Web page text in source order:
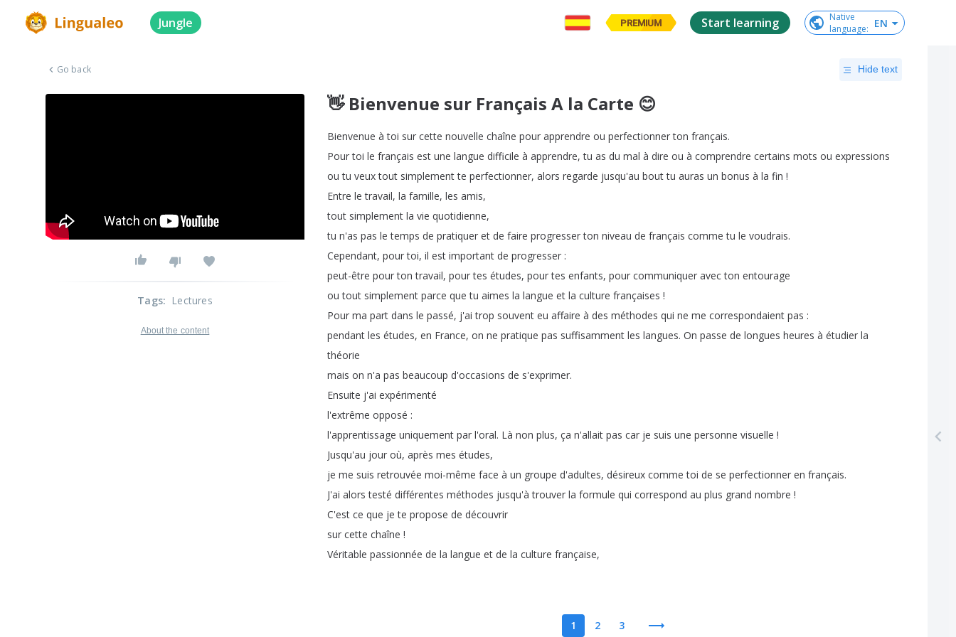
Jungle PREMIUM Start learning
Native
language: EN
Go back Hide text
👋 Bienvenue sur Français A la Carte 😊
Bienvenue à toi sur cette nouvelle chaîne pour apprendre ou perfectionner ton français.
Pour toi le français est une langue difficile à apprendre,tu as du mal à dire ou à comprendre certains mots ou expressions
ou tu veux tout simplement te perfectionner, alors regarde jusqu'au bout tu auras un bonus à la fin !
Entre le travail, la famille, les amis,
tout simplement la vie quotidienne,
tu n'as pas le temps de pratiquer et de faire progresser ton niveau de français comme tu le voudrais.
Cependant, pour toi, il est important de progresser :
peut-être pour ton travail, pour tes études, pour tes enfants, pour communiquer avec ton entourage
ou tout simplement parce que tu aimes la langue et la culture françaises !
Pour ma part dans le passé, j'ai trop souvent eu affaire à des méthodes qui ne me correspondaient pas :
pendant les études, en France, on ne pratique pas suffisamment les langues. On passe de longues heures à étudier la
théorie
mais on n'a pas beaucoup d'occasions de s'exprimer.
Ensuite j'ai expérimenté
l'extrême opposé :
l'apprentissage uniquement par l'oral. Là non plus, ça n'allait pas car je suis une personne visuelle !
Jusqu'au jour où, après mes études,
je me suis retrouvée moi-même face à un groupe d'adultes, désireux comme toi de se perfectionner en français.
J'ai alors testé différentes méthodes jusqu'à trouver la formule qui correspond au plus grand nombre !
C'est ce que je te propose de découvrir
sur cette chaîne !
Véritable passionnée de la langue et de la culture française,
1 2 3
Tags: Lectures
About the content